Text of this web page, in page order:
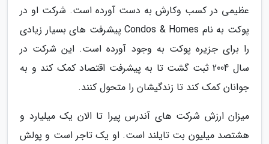
عظیمی در کسب وکارش به دست آورده است. شرکت او در
پوکت به نام Condos & Homes پیشرفت های بسیار زیادی
را برای جزیره پوکت به وجود آورده است. این شرکت در
سال 2004 ثبت گشت تا به پیشرفت اقتصاد کمک کند و به
جوانان کمک کند تا زندگیشان را متحول کنند.
میزان ارزش شرکت های آندرس پیرا تا الان یک میلیارد و
هشتصد میلیون بت تایلند است. او یک تاجر است و پولش